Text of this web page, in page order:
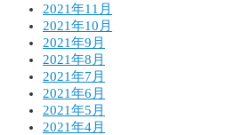
2021年11月
2021年10月
2021年9月
2021年8月
2021年7月
2021年6月
2021年5月
2021年4月